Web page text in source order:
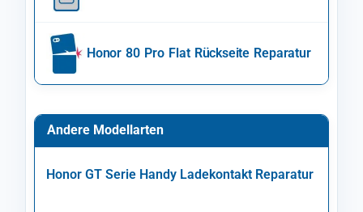
Honor 80 Pro Flat Rückseite Reparatur
Andere Modellarten
Honor GT Serie Handy Ladekontakt Reparatur